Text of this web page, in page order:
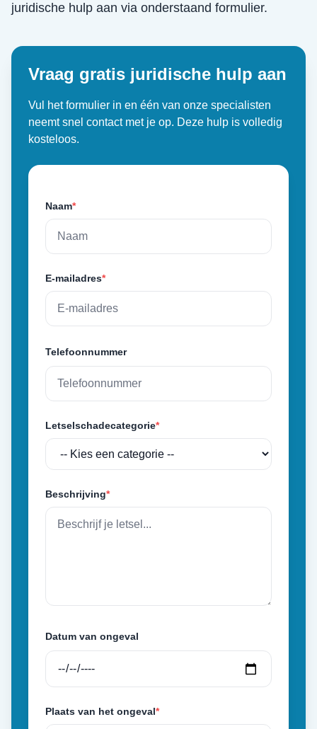
juridische hulp aan via onderstaand formulier.
Vraag gratis juridische hulp aan
Vul het formulier in en één van onze specialisten
neemt snel contact met je op. Deze hulp is volledig
kosteloos.
Naam*
E-mailadres*
Telefoonnummer
Letselschadecategorie*
Beschrijving*
Datum van ongeval
Plaats van het ongeval*